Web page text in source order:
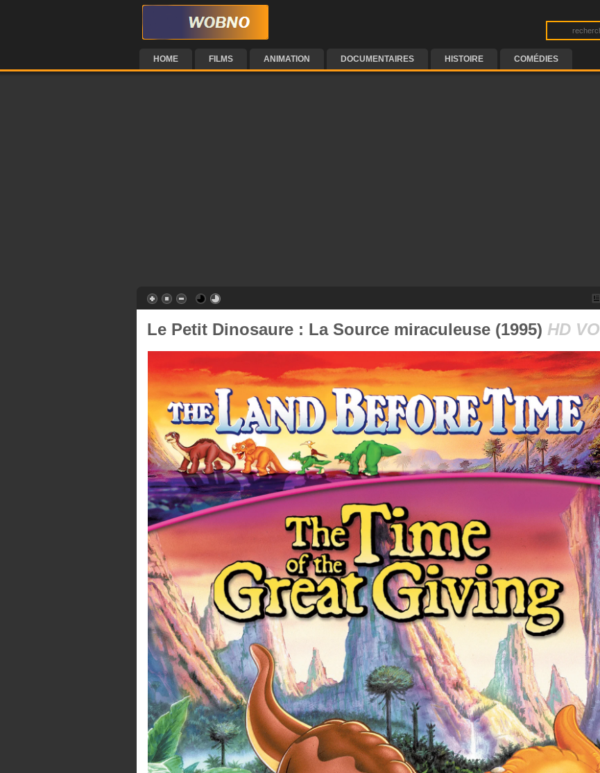
HOME FILMS ANIMATION DOCUMENTAIRES HISTOIRE COMÉDIES
Le Petit Dinosaure : La Source miraculeuse (1995) HD VO